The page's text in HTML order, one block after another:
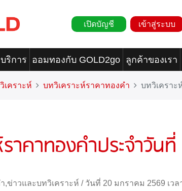
เปิดบัญชี เข้าสู่ระบบ
ริการ ออมทองกับ GOLD2go ลูกค้าของเรา
เคราะห์ บทวิเคราะห์ราคาทองคำ บทวิเคราะ
ราคาทองคำประจำวั
,ข่าวและบทวิเคราะห์ / วันที่ 20 มกราคม 2569 เวล